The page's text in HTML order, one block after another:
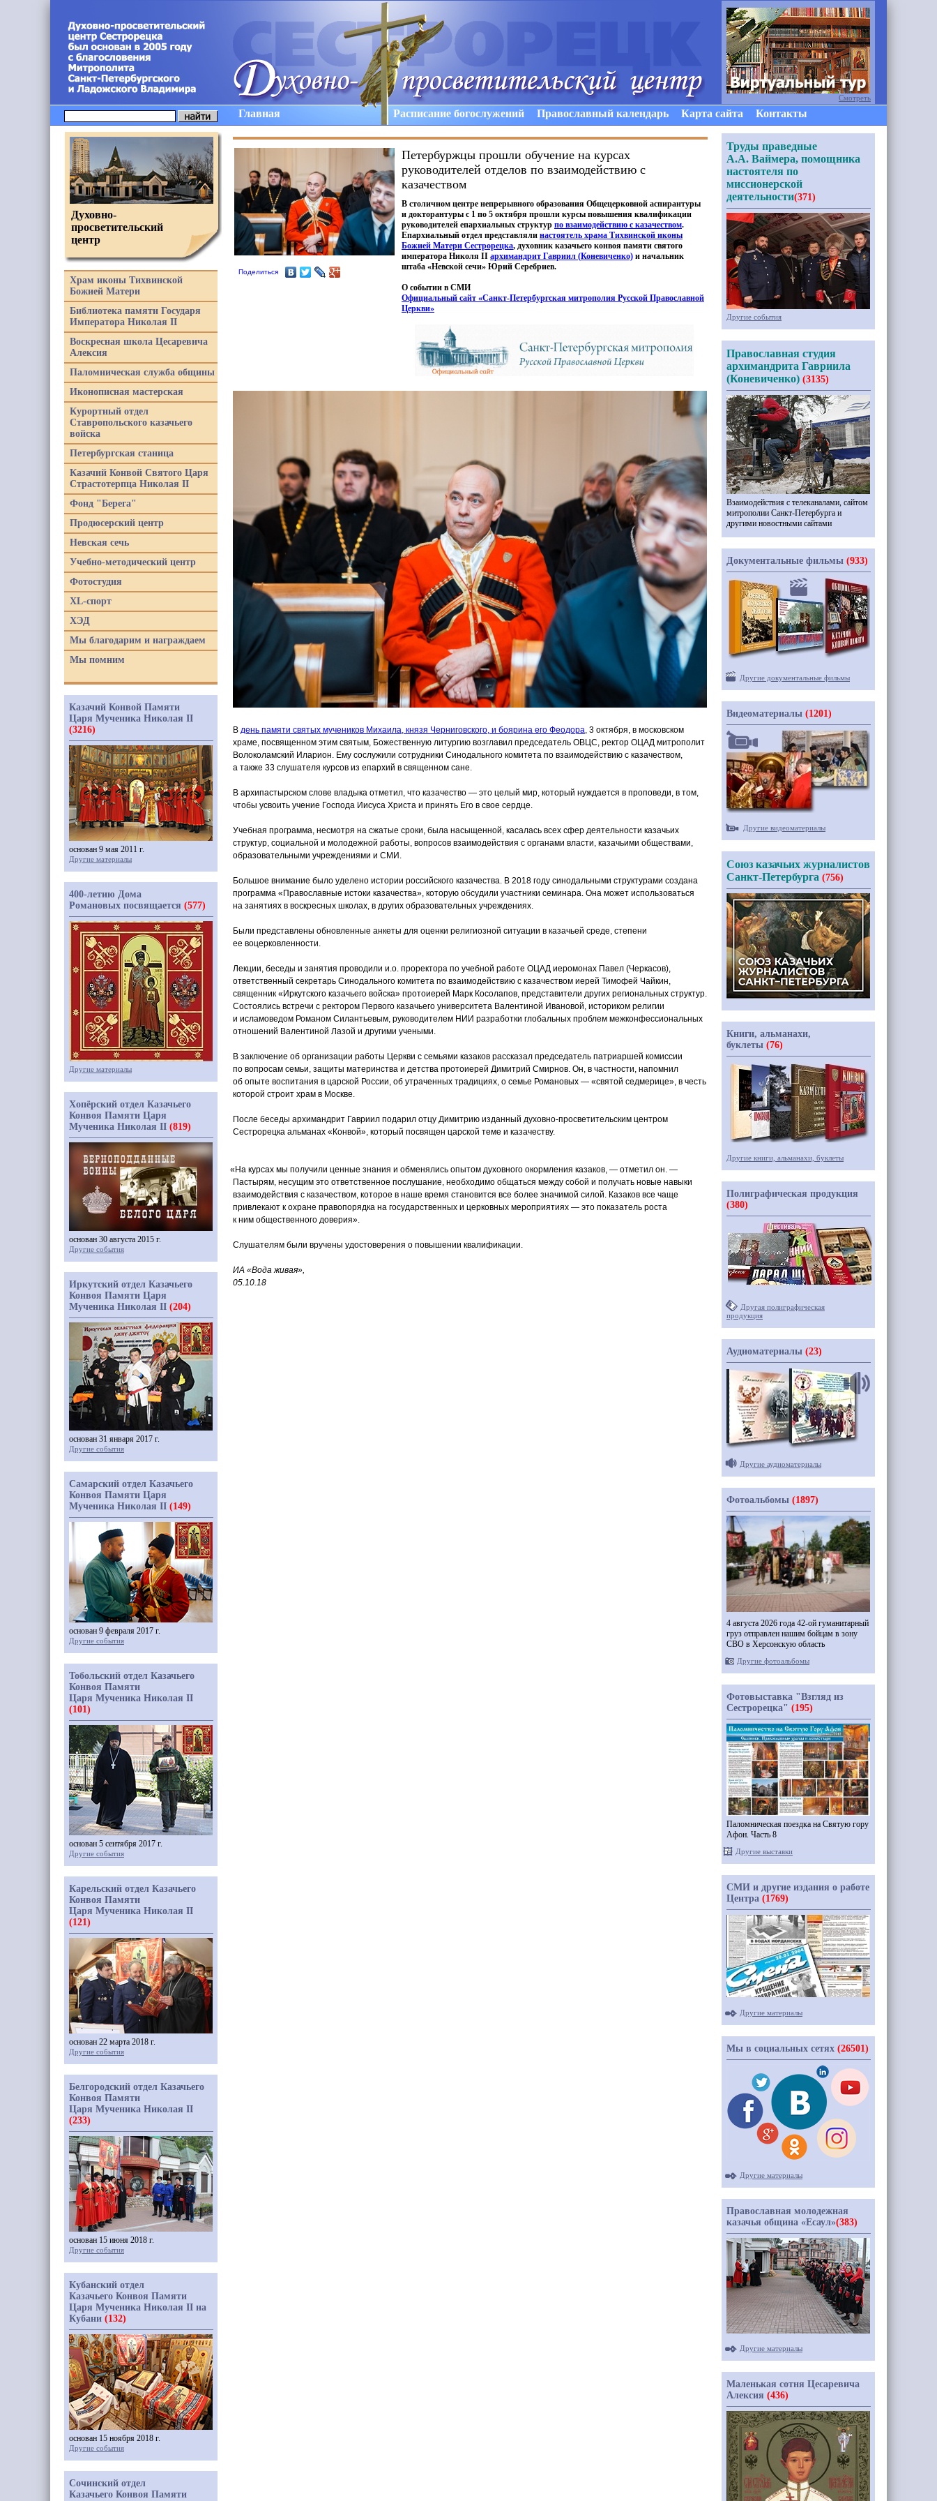
Главная Расписание богослужений Православный календарь Карта сайта Контакты
Поделиться
Петербуржцы прошли обучение на курсах
руководителей отделов по взаимодействию с
казачеством
В столичном центре непрерывного образования Общецерковной аспирантуры
и докторантуры с 1 по 5 октября прошли курсы повышения квалификации
руководителей епархиальных структур по взаимодействию с казачеством.
Епархиальный отдел представляли настоятель храма Тихвинской иконы
Божией Матери Сестрорецка, духовник казачьего конвоя памяти святого
императора Николя II архимандрит Гавриил (Коневиченко) и начальник
штаба «Невской сечи» Юрий Серебриев.
О событии в СМИ
Официальный сайт «Санкт-Петербургская митрополия Русской Православной
Церкви»
В день памяти святых мучеников Михаила, князя Черниговского, и боярина его Феодора, 3 октября, в московском
храме, посвященном этим святым, Божественную литургию возглавил председатель ОВЦС, ректор ОЦАД митрополит
Волоколамский Иларион. Ему сослужили сотрудники Синодального комитета по взаимодействию с казачеством,
а также 33 слушателя курсов из епархий в священном сане.
В архипастырском слове владыка отметил, что казачество — это целый мир, который нуждается в проповеди, в том,
чтобы усвоить учение Господа Иисуса Христа и принять Его в свое сердце.
Учебная программа, несмотря на сжатые сроки, была насыщенной, касалась всех сфер деятельности казачьих
структур, социальной и молодежной работы, вопросов взаимодействия с органами власти, казачьими обществами,
образовательными учреждениями и СМИ.
Большое внимание было уделено истории российского казачества. В 2018 году синодальными структурами создана
программа « Православные истоки казачества», которую обсудили участники семинара. Она может использоваться
на занятиях в воскресных школах, в других образовательных учреждениях.
Были представлены обновленные анкеты для оценки религиозной ситуации в казачьей среде, степени
ее воцерковленности.
Лекции, беседы и занятия проводили и.о. проректора по учебной работе ОЦАД иеромонах Павел (Черкасов),
ответственный секретарь Синодального комитета по взаимодействию с казачеством иерей Тимофей Чайкин,
священник « Иркутского казачьего войска» протоиерей Марк Косолапов, представители других региональных структур.
Состоялись встречи с ректором Первого казачьего университета Валентиной Ивановой, историком религии
и исламоведом Романом Силантьевым, руководителем НИИ разработки глобальных проблем межконфессиональных
отношений Валентиной Лазой и другими учеными.
В заключение об организации работы Церкви с семьями казаков рассказал председатель патриаршей комиссии
по вопросам семьи, защиты материнства и детства протоиерей Димитрий Смирнов. Он, в частности, напомнил
об опыте воспитания в царской России, об утраченных традициях, о семье Романовых — «святой седмерице», в честь
которой строит храм в Москве.
После беседы архимандрит Гавриил подарил отцу Димитрию изданный духовно-просветительским центром
Сестрорецка альманах « Конвой», который посвящен царской теме и казачеству.
« На курсах мы получили ценные знания и обменялись опытом духовного окормления казаков, — отметил он. —
Пастырям, несущим это ответственное послушание, необходимо общаться между собой и получать новые навыки
взаимодействия с казачеством, которое в наше время становится все более значимой силой. Казаков все чаще
привлекают к охране правопорядка на государственных и церковных мероприятиях — это показатель роста
к ним общественного доверия».
Слушателям были вручены удостоверения о повышении квалификации.
ИА «Вода живая»,
05.10.18
Духовно-
просветительский
центр
Храм иконы Тихвинской
Божией Матери
Библиотека памяти Государя
Императора Николая II
Воскресная школа Цесаревича
Алексия
Паломническая служба общины
Иконописная мастерская
Курортный отдел
Ставропольского казачьего
войска
Петербургская станица
Казачий Конвой Святого Царя
Страстотерпца Николая II
Фонд "Берега"
Продюсерский центр
Невская сечь
Учебно-методический центр
Фотостудия
XL-спорт
ХЭД
Мы благодарим и награждаем
Мы помним
Казачий Конвой Памяти
Царя Мученика Николая II
(3216)
основан 9 мая 2011 г.
Другие материалы
400-летию Дома
Романовых посвящается (577)
Другие материалы
Хопёрский отдел Казачьего
Конвоя Памяти Царя
Мученика Николая II (819)
основан 30 августа 2015 г.
Другие события
Иркутский отдел Казачьего
Конвоя Памяти Царя
Мученика Николая II (204)
основан 31 января 2017 г.
Другие события
Самарский отдел Казачьего
Конвоя Памяти Царя
Мученика Николая II (149)
основан 9 февраля 2017 г.
Другие события
Тобольский отдел Казачьего
Конвоя Памяти
Царя Мученика Николая II
(101)
основан 5 сентября 2017 г.
Другие события
Карельский отдел Казачьего
Конвоя Памяти
Царя Мученика Николая II
(121)
основан 22 марта 2018 г.
Другие события
Белгородский отдел Казачьего
Конвоя Памяти
Царя Мученика Николая II
(233)
основан 15 июня 2018 г.
Другие события
Кубанский отдел
Казачьего Конвоя Памяти
Царя Мученика Николая II на
Кубани (132)
основан 15 ноября 2018 г.
Другие события
Сочинский отдел
Казачьего Конвоя Памяти
Смотреть
Труды праведные
А.А. Ваймера, помощника
настоятеля по
миссионерской
деятельности(371)
Другие события
Православная студия
архимандрита Гавриила
(Коневиченко) (3135)
Взаимодействия с телеканалами, сайтом
митрополии Санкт-Петербурга и
другими новостными сайтами
Документальные фильмы (933)
Другие документальные фильмы
Видеоматериалы (1201)
Другие видеоматериалы
Союз казачьих журналистов
Санкт-Петербурга (756)
Книги, альманахи,
буклеты (76)
Другие книги, альманахи, буклеты
Полиграфическая продукция
(380)
Другая полиграфическая
продукция
Аудиоматериалы (23)
Другие аудиоматериалы
Фотоальбомы (1897)
4 августа 2026 года 42-ой гуманитарный
груз отправлен нашим бойцам в зону
СВО в Херсонскую область
Другие фотоальбомы
Фотовыставка "Взгляд из
Сестрорецка" (195)
Паломническая поездка на Святую гору
Афон. Часть 8
Другие выставки
СМИ и другие издания о работе
Центра (1769)
Другие материалы
Мы в социальных сетях (26501)
Другие материалы
Православная молодежная
казачья община «Есаул»(383)
Другие материалы
Маленькая сотня Цесаревича
Алексия (436)